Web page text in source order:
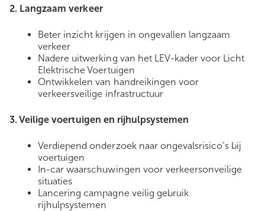
2. Langzaam verkeer
Beter inzicht krijgen in ongevallen langzaam
verkeer
Nadere uitwerking van het LEV-kader voor Licht
Elektrische Voertuigen
Ontwikkelen van handreikingen voor
verkeersveilige infrastructuur
3. Veilige voertuigen en rijhulpsystemen
Verdiepend onderzoek naar ongevalsrisico’s bij
voertuigen
In-car waarschuwingen voor verkeersonveilige
situaties
Lancering campagne veilig gebruik
rijhulpsystemen